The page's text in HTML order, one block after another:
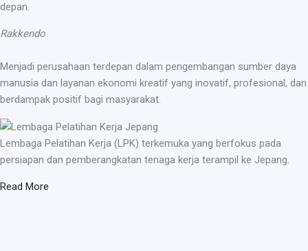
depan.
Rakkendo
Menjadi perusahaan terdepan dalam pengembangan sumber daya
manusia dan layanan ekonomi kreatif yang inovatif, profesional, dan
berdampak positif bagi masyarakat.
Lembaga Pelatihan Kerja (LPK) terkemuka yang berfokus pada
persiapan dan pemberangkatan tenaga kerja terampil ke Jepang.
Read More